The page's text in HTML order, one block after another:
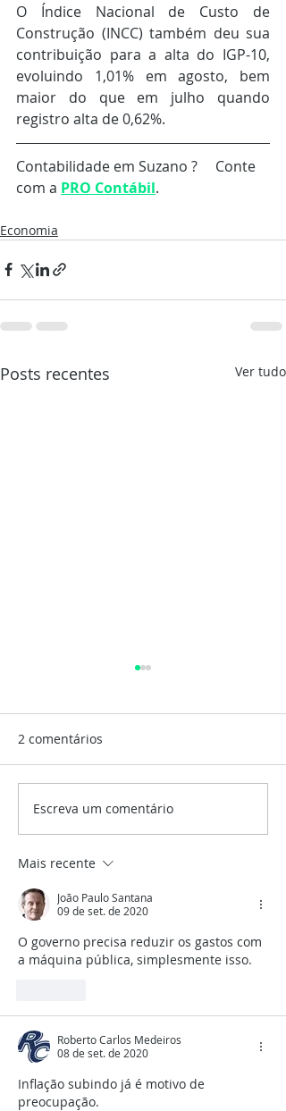
O Índice Nacional de Custo de
Construção (INCC) também deu sua
contribuição para a alta do IGP-10,
evoluindo 1,01% em agosto, bem
maior do que em julho quando
registro alta de 0,62%.
Contabilidade em Suzano ?     Conte
com a PRO Contábil.
Economia
Posts recentes Ver tudo
Privatização da SABESP
2 comentários
Escreva um comentário
Mais recente
João Paulo Santana
09 de set. de 2020
O governo precisa reduzir os gastos com
a máquina pública, simplesmente isso.
Roberto Carlos Medeiros
08 de set. de 2020
Inflação subindo já é motivo de
preocupação.